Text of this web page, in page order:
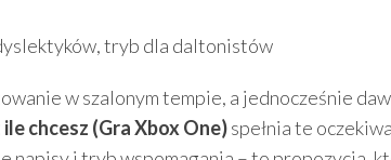
tryb dla daltonistów
w szalonym tempie, a jednocześnie
chcesz (Gra Xbox One)spełnia te